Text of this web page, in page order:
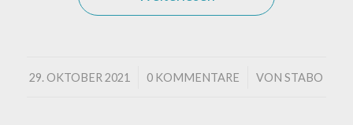
29. OKTOBER 2021
/ 0 KOMMENTARE
/ VONSTABO